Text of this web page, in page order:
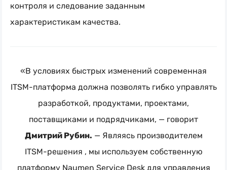
контроля и следование заданным
характеристикам качества.
«В условиях быстрых изменений современная
ITSM-платформа должна позволять гибко управлять
разработкой, продуктами, проектами,
поставщиками и подрядчиками, — говорит
Дмитрий Рубин. — Являясь производителем
ITSM-решения , мы используем собственную
платформу Naumen Service Desk для управления